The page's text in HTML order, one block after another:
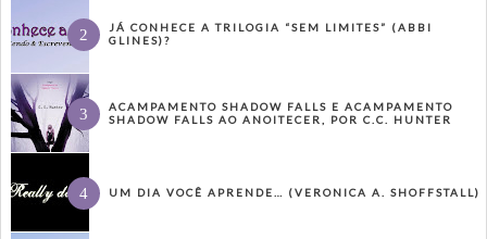
JÁ CONHECE A TRILOGIA “SEM LIMITES” (ABBI
GLINES)?
ACAMPAMENTO SHADOW FALLS E ACAMPAMENTO
SHADOW FALLS AO ANOITECER, POR C.C. HUNTER
UM DIA VOCÊ APRENDE… (VERONICA A. SHOFFSTALL)